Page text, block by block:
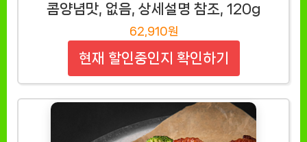
콤양념맛, 없음, 상세설명 참조, 120g
62,910원
현재 할인중인지 확인하기